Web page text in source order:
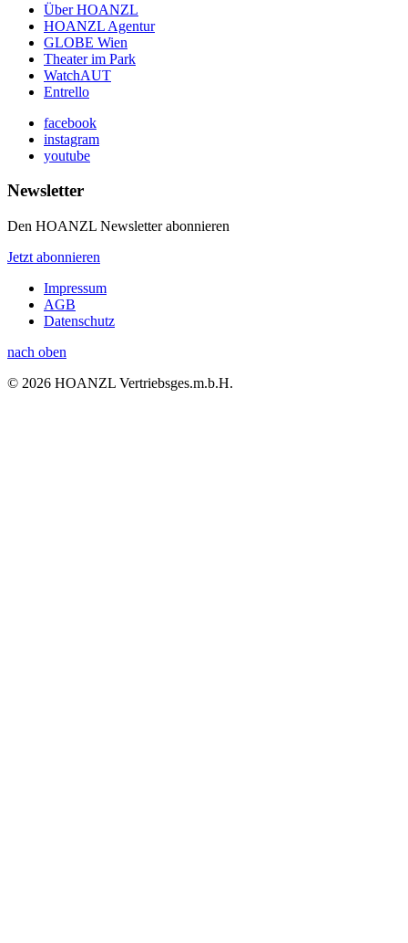
Über HOANZL
HOANZL Agentur
GLOBE Wien
Theater im Park
WatchAUT
Entrello
facebook
instagram
youtube
Newsletter
Den HOANZL Newsletter abonnieren
Jetzt abonnieren
Impressum
AGB
Datenschutz
nach oben
© 2026 HOANZL Vertriebsges.m.b.H.